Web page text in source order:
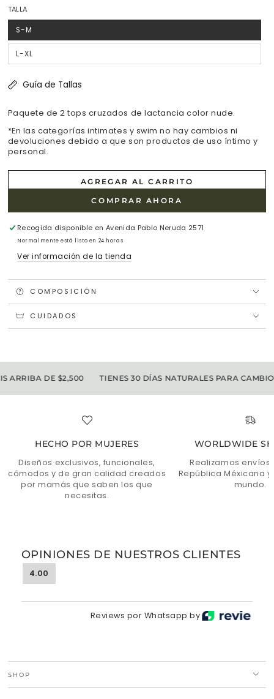
TALLA
S-M
Variante
agotada
o
no
disponible
L-XL
Variante
agotada
disponible
Guía de Tallas
Paquete de 2 tops cruzados de lactancia color nude.
*En las categorías intimates y swim no hay cambios ni
devoluciones debido a que son productos de uso íntimo y
personal.
AGREGAR AL CARRITO
COMPRAR AHORA
Recogida disponible en Avenida Pablo Neruda 2571
Normalmente está listo en 24 horas
Ver información de la tienda
COMPOSICIÓN
CUIDADOS
DE $2,500 TIENES 30 DÍAS NATURALES PARA CAMBIOS
HECHO POR MUJERES
Diseños exclusivos, funcionales,
cómodos y de gran calidad creados
por mamás que saben los que
necesitas.
WORLDWIDE
Realizamos envíos
República Méxicana
mundo.
OPINIONES DE NUESTROS CLIENTES
4.00
Reviews por Whatsapp by
SHOP